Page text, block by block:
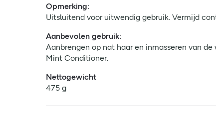
Opmerking:
Uitsluitend voor uitwendig gebruik. Vermijd
Aanbevolen gebruik:
Aanbrengen op nat haar en inmasseren van
Mint Conditioner.
Nettogewicht
475 g